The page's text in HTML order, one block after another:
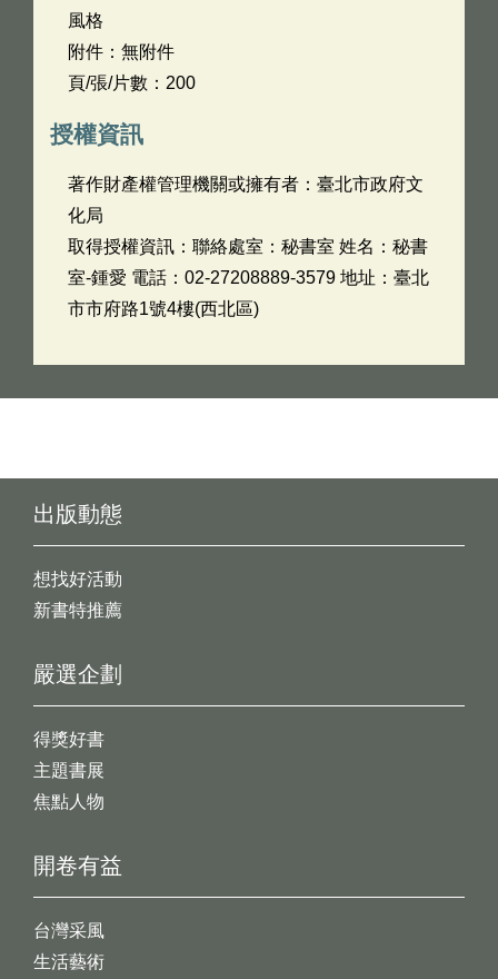
風格
附件：無附件
頁/張/片數：200
授權資訊
著作財產權管理機關或擁有者：臺北市政府文
化局
取得授權資訊：聯絡處室：秘書室 姓名：秘書
室-鍾愛 電話：02-27208889-3579 地址：臺北
市市府路1號4樓(西北區)
出版動態
想找好活動
新書特推薦
開卷有益
台灣采風
生活藝術
嚴選企劃
得獎好書
主題書展
焦點人物